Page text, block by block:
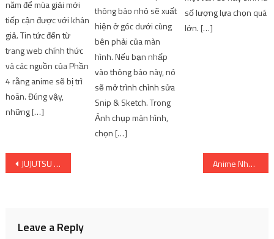
năm để mùa giải mới
tiếp cận được với khán
giả. Tin tức đến từ
trang web chính thức
và các nguồn của Phần
4 rằng anime sẽ bị trì
hoãn. Đúng vậy,
những […]
thông báo nhỏ sẽ xuất
hiện ở góc dưới cùng
bên phải của màn
hình. Nếu bạn nhấp
vào thông báo này, nó
sẽ mở trình chỉnh sửa
Snip & Sketch. Trong
Ảnh chụp màn hình,
chọn […]
số lượng lựa chọn quá
lớn. […]
Post
JUJUTSU KAISEN Phần 1 Phần 2 & Phiên bản Blu-Rays của Levius Collector đã được xác nhận sẽ phát hành tại Vương quốc Anh Anime Như Kaina của Đại Tuyết Hải
Leave a Reply